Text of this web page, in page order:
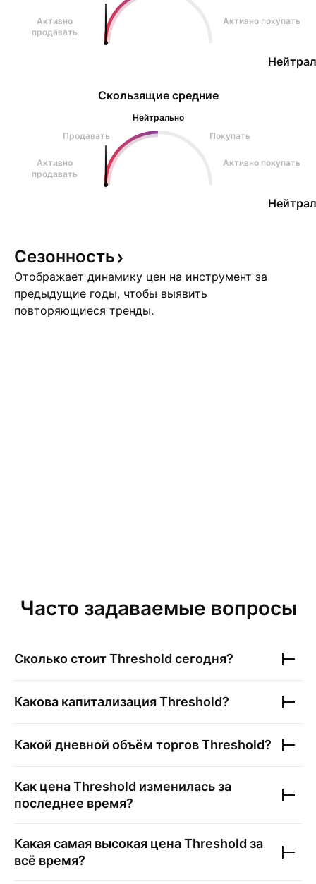
Активно
продавать
Активно покупать
Скользящие средние
Нейтрально
Продавать
Покупать
Активно
продавать
Активно покупать
Сезонность
Отображает динамику цен на инструмент за
предыдущие годы, чтобы выявить
повторяющиеся тренды.
Часто задаваемые вопросы
Сколько стоитThreshold сегодня?
Какова капитализацияThreshold?
Какой дневной объём торговThreshold?
Как ценаThreshold изменилась за
последнее время?
Какая самая высокая ценаThreshold за
всё время?